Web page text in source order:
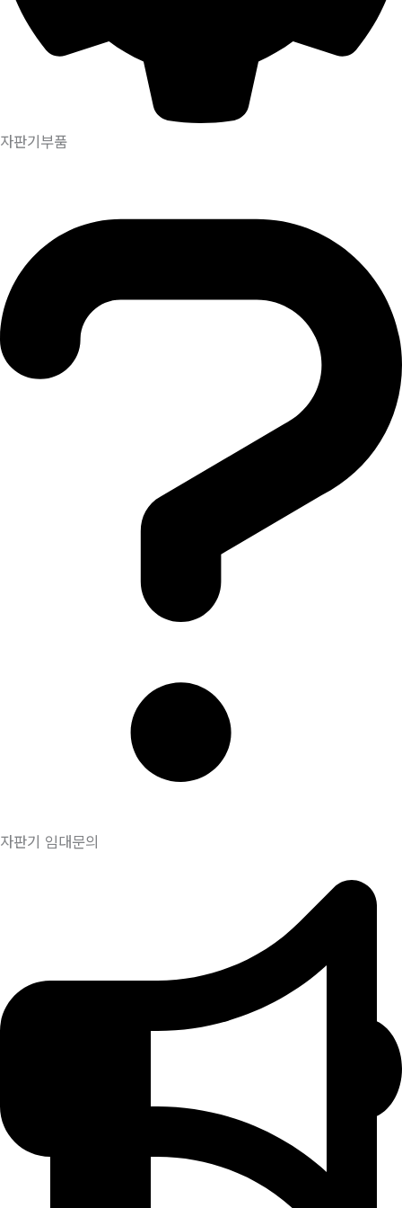
자판기부품
자판기 임대문의